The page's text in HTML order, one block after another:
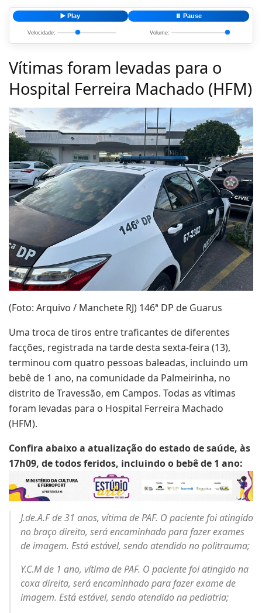
▶️ Play ⏸️ Pause
Velocidade: Volume:
Vítimas foram levadas para o
Hospital Ferreira Machado (HFM)
(Foto: Arquivo / Manchete RJ) 146ª DP de Guarus
Uma troca de tiros entre traficantes de diferentes
facções, registrada na tarde desta sexta-feira (13),
terminou com quatro pessoas baleadas, incluindo um
bebê de 1 ano, na comunidade da Palmeirinha, no
distrito de Travessão, em Campos. Todas as vítimas
foram levadas para o Hospital Ferreira Machado
(HFM).
Confira abaixo a atualização do estado de saúde, às
17h09, de todos feridos, incluindo o bebê de 1 ano:
J.de.A.F de 31 anos, vítima de PAF. O paciente foi atingido
no braço direito, será encaminhado para fazer exames
de imagem. Está estável, sendo atendido no politrauma;
Y.C.M de 1 ano, vítima de PAF. O paciente foi atingido na
coxa direita, será encaminhado para fazer exame de
imagem. Está estável, sendo atendido na pediatria;